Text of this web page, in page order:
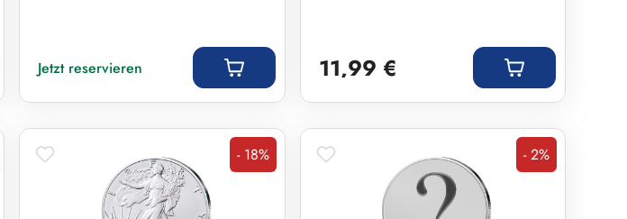
Jetzt reservieren 11,99 €
Rabatt
- 18% Rabatt
- 2%